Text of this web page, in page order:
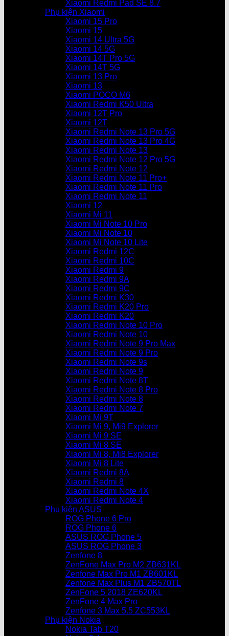
Xiaomi Redmi Pad SE 8.7
Phụ kiện Xiaomi
Xiaomi 15 Pro
Xiaomi 15
Xiaomi 14 Ultra 5G
Xiaomi 14 5G
Xiaomi 14T Pro 5G
Xiaomi 14T 5G
Xiaomi 13 Pro
Xiaomi 13
Xiaomi POCO M6
Xiaomi Redmi K50 Ultra
Xiaomi 12T Pro
Xiaomi 12T
Xiaomi Redmi Note 13 Pro 5G
Xiaomi Redmi Note 13 Pro 4G
Xiaomi Redmi Note 13
Xiaomi Redmi Note 12 Pro 5G
Xiaomi Redmi Note 12
Xiaomi Redmi Note 11 Pro+
Xiaomi Redmi Note 11 Pro
Xiaomi Redmi Note 11
Xiaomi 12
Xiaomi Mi 11
Xiaomi Mi Note 10 Pro
Xiaomi Mi Note 10
Xiaomi Mi Note 10 Lite
Xiaomi Redmi 12C
Xiaomi Redmi 10C
Xiaomi Redmi 9
Xiaomi Redmi 9A
Xiaomi Redmi 9C
Xiaomi Redmi K30
Xiaomi Redmi K20 Pro
Xiaomi Redmi K20
Xiaomi Redmi Note 10 Pro
Xiaomi Redmi Note 10
Xiaomi Redmi Note 9 Pro Max
Xiaomi Redmi Note 9 Pro
Xiaomi Redmi Note 9s
Xiaomi Redmi Note 9
Xiaomi Redmi Note 8T
Xiaomi Redmi Note 8 Pro
Xiaomi Redmi Note 8
Xiaomi Redmi Note 7
Xiaomi Mi 9T
Xiaomi Mi 9, Mi9 Explorer
Xiaomi Mi 9 SE
Xiaomi Mi 8 SE
Xiaomi Mi 8, Mi8 Explorer
Xiaomi Mi 8 Lite
Xiaomi Redmi 8A
Xiaomi Redmi 8
Xiaomi Redmi Note 4X
Xiaomi Redmi Note 4
Phụ kiện ASUS
ROG Phone 6 Pro
ROG Phone 6
ASUS ROG Phone 5
ASUS ROG Phone 3
Zenfone 8
ZenFone Max Pro M2 ZB631KL
Zenfone Max Pro M1 ZB601KL
Zenfone Max Plus M1 ZB570TL
ZenFone 5 2018 ZE620KL
ZenFone 4 Max Pro
Zenfone 3 Max 5.5 ZC553KL
Phụ kiện Nokia
Nokia Tab T20